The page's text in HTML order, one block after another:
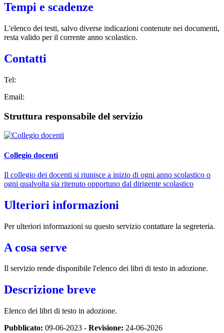
Tempi e scadenze
L'elenco dei testi, salvo diverse indicazioni contenute nei documenti,
resta valido per il corrente anno scolastico.
Contatti
Tel:
Email:
Struttura responsabile del servizio
Collegio docenti
Il collegio dei docenti si riunisce a inizio di ogni anno scolastico o
ogni qualvolta sia ritenuto opportuno dal dirigente scolastico
Ulteriori informazioni
Per ulteriori informazioni su questo servizio contattare la segreteria.
A cosa serve
Il servizio rende disponibile l'elenco dei libri di testo in adozione.
Descrizione breve
Elenco dei libri di testo in adozione.
Pubblicato: 09-06-2023 - Revisione: 24-06-2026